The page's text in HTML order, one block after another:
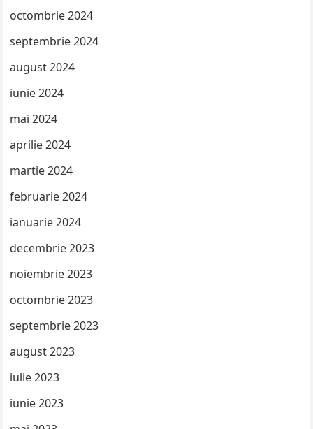
octombrie 2024
septembrie 2024
august 2024
iunie 2024
mai 2024
aprilie 2024
martie 2024
februarie 2024
ianuarie 2024
decembrie 2023
noiembrie 2023
octombrie 2023
septembrie 2023
august 2023
iulie 2023
iunie 2023